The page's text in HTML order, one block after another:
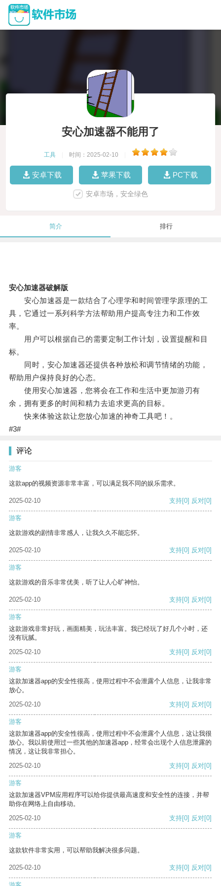
安心加速器不能用了
工具 时间：2025-02-10
安卓下载 苹果下载 PC下载
安卓市场，安全绿色
简介 排行
安心加速器破解版
安心加速器是一款结合了心理学和时间管理学原理的工
具，它通过一系列科学方法帮助用户提高专注力和工作效
率。
用户可以根据自己的需要定制工作计划，设置提醒和目
标。
同时，安心加速器还提供各种放松和调节情绪的功能，
帮助用户保持良好的心态。
使用安心加速器，您将会在工作和生活中更加游刃有
余，拥有更多的时间和精力去追求更高的目标。
快来体验这款让您放心加速的神奇工具吧！。
#3#
评论
游客
这款app的视频资源非常丰富，可以满足我不同的娱乐需求。
2025-02-10 支持[0] 反对[0]
游客
这款游戏的剧情非常感人，让我久久不能忘怀。
2025-02-10 支持[0] 反对[0]
游客
这款游戏的音乐非常优美，听了让人心旷神怡。
2025-02-10 支持[0] 反对[0]
游客
这款游戏非常好玩，画面精美，玩法丰富。我已经玩了好几个小时，还
没有玩腻。
2025-02-10
支持[0] 反对[0]
游客
这款加速器app的安全性很高，使用过程中不会泄露个人信息，让我非常
放心。
2025-02-10
支持[0] 反对[0]
游客
这款加速器app的安全性很高，使用过程中不会泄露个人信息，这让我很
放心。我以前使用过一些其他的加速器app，经常会出现个人信息泄露的
情况，这让我非常担心。
2025-02-10
支持[0] 反对[0]
游客
这款加速器VPM应用程序可以给你提供最高速度和安全性的连接，并帮
助你在网络上自由移动。
2025-02-10
支持[0] 反对[0]
游客
这款软件非常实用，可以帮助我解决很多问题。
2025-02-10 支持[0] 反对[0]